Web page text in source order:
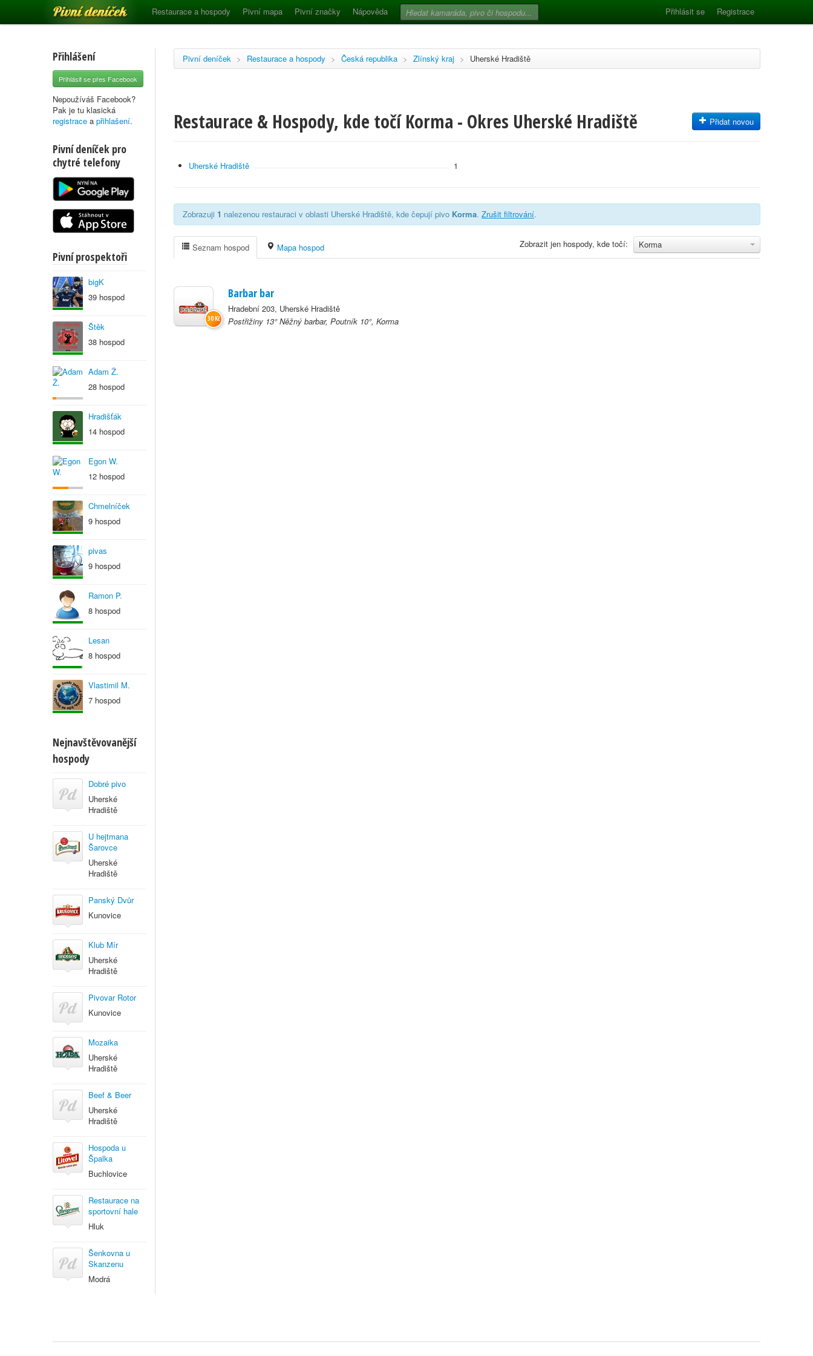
Pivní deníček Restaurace a hospody Pivní mapa Pivní značky Nápověda Přihlásit se Registrace
Přihlášení
Přihlásit se přes Facebook
Nepoužíváš Facebook?
Pak je tu klasická
registrace a přihlašení.
Pivní deníček pro
chytré telefony
Pivní prospektoři
bigK
39 hospod
Štěk
38 hospod
Adam Ž.
28 hospod
Hradišťák
14 hospod
Egon W.
12 hospod
Chmelníček
9 hospod
pivas
9 hospod
Ramon P.
8 hospod
Lesan
8 hospod
Vlastimil M.
7 hospod
Nejnavštěvovanější
hospody
Dobré pivo
Uherské
Hradiště
U hejtmana
Šarovce
Uherské
Hradiště
Panský Dvůr
Kunovice
Klub Mír
Uherské
Hradiště
Pivovar Rotor
Kunovice
Mozaika
Uherské
Hradiště
Beef & Beer
Uherské
Hradiště
Hospoda u
Špalka
Buchlovice
Restaurace na
sportovní hale
Hluk
Šenkovna u
Skanzenu
Modrá
Pivní deníček > Restaurace a hospody > Česká republika > Zlínský kraj > Uherské Hradiště
Restaurace & Hospody, kde točí Korma - Okres Uherské Hradiště Přidat novou
Uherské Hradiště 1
Zobrazuji 1 nalezenou restauraci v oblasti Uherské Hradiště, kde čepují pivo Korma. Zrušit filtrování.
Korma
Zobrazit jen hospody, kde točí:
Seznam hospod Mapa hospod
Barbar bar
Hradební 203, Uherské Hradiště
Postřižiny 13° Něžný barbar, Poutník 10°, Korma
30 Kč